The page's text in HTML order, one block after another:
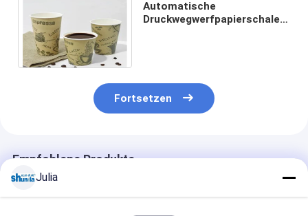
Automatische
Druckwegwerfpapierschalen-
Fortsetzen
Empfohlene Produkte
Julia